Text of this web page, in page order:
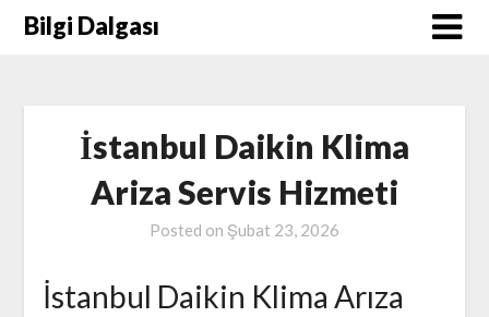
SkipBilgi Dalgası
İstanbul Daikin Klima
Ariza Servis Hizmeti
Posted on Şubat 23, 2026
İstanbul Daikin Klima Arıza